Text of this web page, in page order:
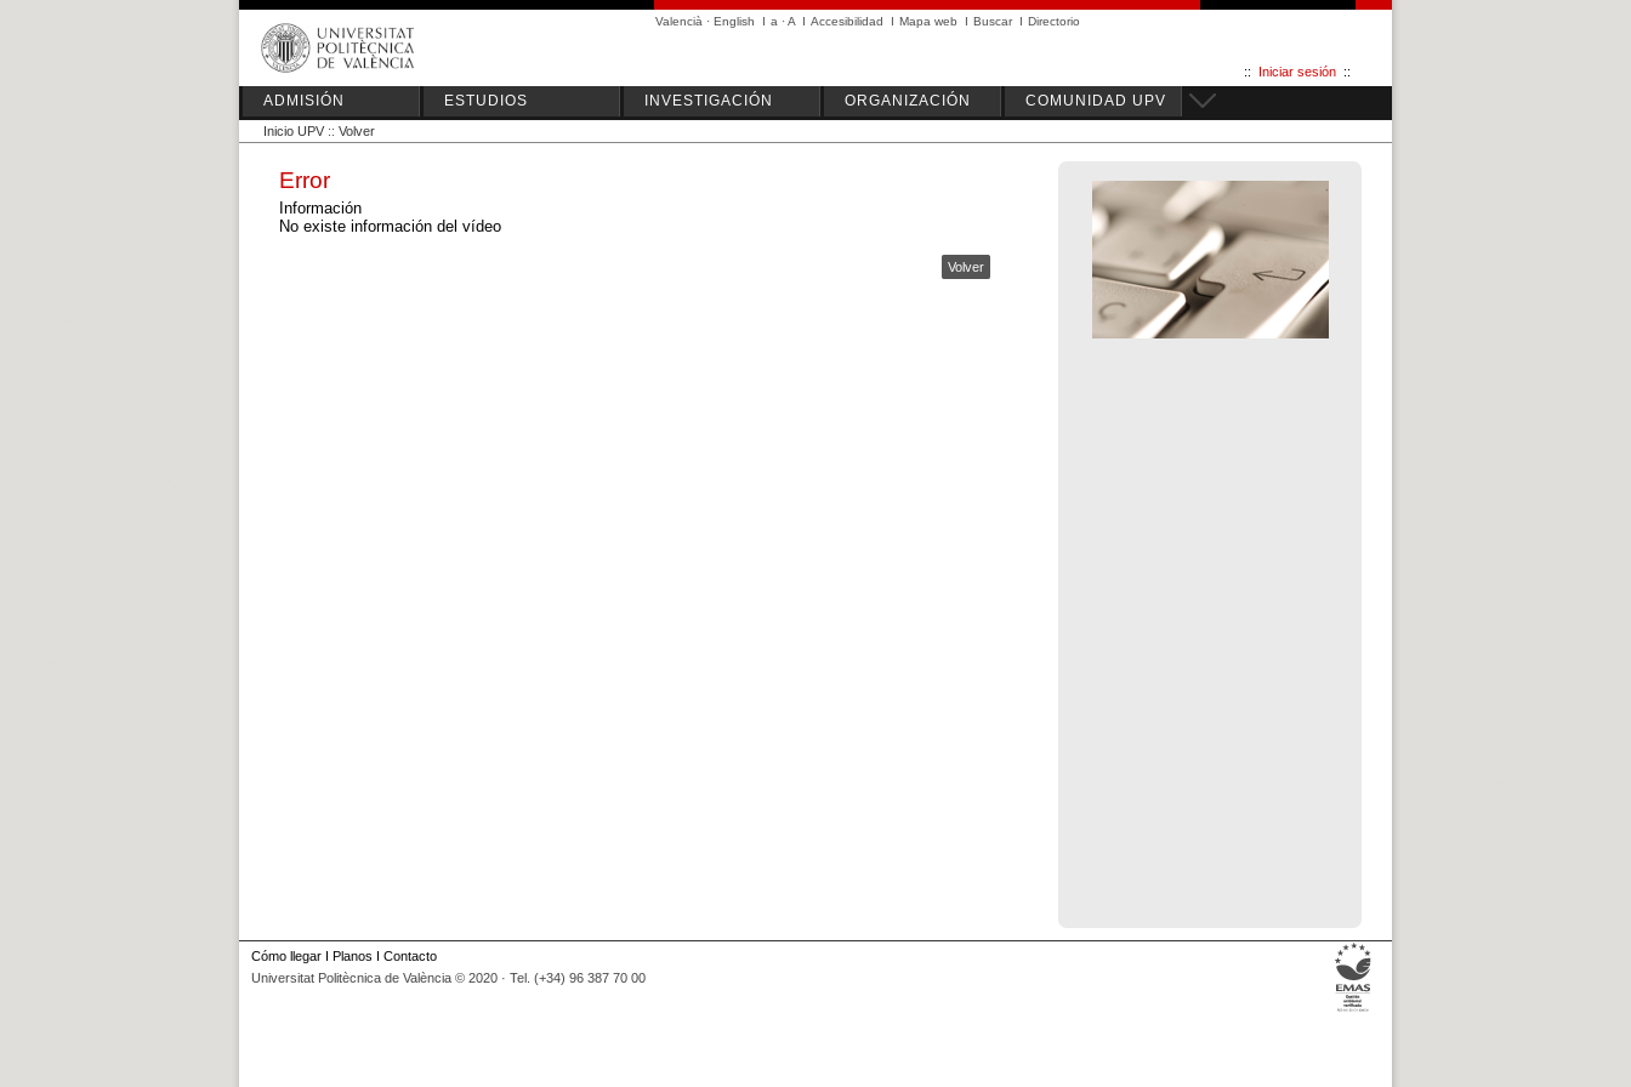
Valencià · English I a ·A I Accesibilidad I Mapa web I Buscar I Directorio
:: Iniciar sesión ::
ADMISIÓN ESTUDIOS INVESTIGACIÓN ORGANIZACIÓN COMUNIDAD UPV
Inicio UPV :: Volver
Error
Información
No existe información del vídeo
Volver
Cómo llegar I Planos I Contacto
Universitat Politècnica de València © 2020 · Tel. (+34) 96 387 70 00